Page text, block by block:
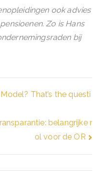
ook advies
Zo is Hans
bij
That’s the questi
belangrijke r
ol voor de OR